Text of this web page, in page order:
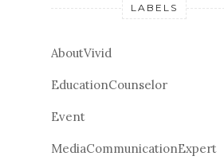
LABELS
AboutVivid
EducationCounselor
Event
MediaCommunicationExpert